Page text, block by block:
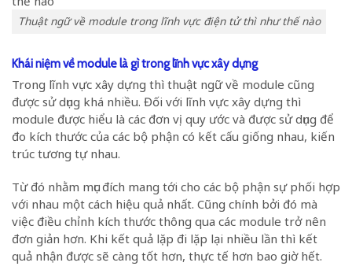
Thuật ngữ về module trong lĩnh vực điện tử thì như thế nào
Khái niệm về module là gì trong lĩnh vực xây dựng
Trong lĩnh vực xây dựng thì thuật ngữ về module cũng
được sử dụng khá nhiều. Đối với lĩnh vực xây dựng thì
module được hiểu là các đơn vị quy ước và được sử dụng để
đo kích thước của các bộ phận có kết cấu giống nhau, kiến
trúc tương tự nhau.
Từ đó nhằm mục đích mang tới cho các bộ phận sự phối hợp
với nhau một cách hiệu quả nhất. Cũng chính bởi đó mà
việc điều chỉnh kích thước thông qua các module trở nên
đơn giản hơn. Khi kết quả lặp đi lặp lại nhiều lần thì kết
quả nhận được sẽ càng tốt hơn, thực tế hơn bao giờ hết.